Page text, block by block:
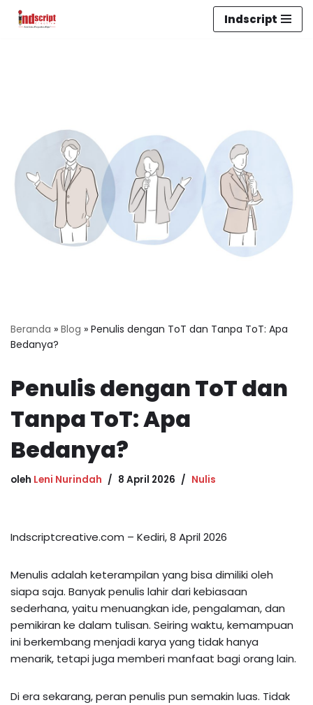
Indscript
Beranda » Blog » Penulis dengan ToT dan Tanpa ToT: Apa
Bedanya?
Penulis dengan ToT dan
Tanpa ToT: Apa
Bedanya?
oleh Leni Nurindah 8 April 2026 Nulis
Indscriptcreative.com – Kediri, 8 April 2026
Menulis adalah keterampilan yang bisa dimiliki oleh
siapa saja. Banyak penulis lahir dari kebiasaan
sederhana, yaitu menuangkan ide, pengalaman, dan
pemikiran ke dalam tulisan. Seiring waktu, kemampuan
ini berkembang menjadi karya yang tidak hanya
menarik, tetapi juga memberi manfaat bagi orang lain.
Di era sekarang, peran penulis pun semakin luas. Tidak